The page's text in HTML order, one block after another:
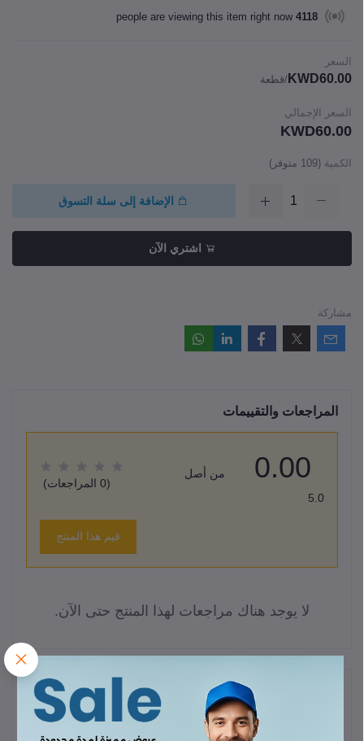
4118
people are viewing this item right now
السعر
KWD60.00 /قطعة
السعر الإجمالي
KWD60.00
الكمية (
109 متوفر)
الإضافة إلى سلة التسوق
اشتري الآن
مشاركة
المراجعات والتقييمات
0.00
من أصل
5.0
(0 المراجعات)
قيم هذا المنتج
لا يوجد هناك مراجعات لهذا المنتج حتى الآن.